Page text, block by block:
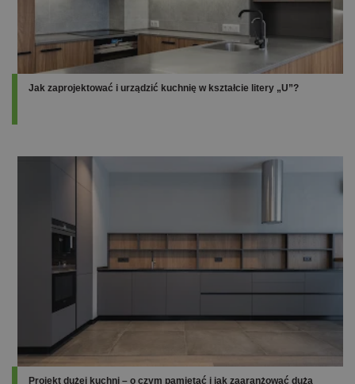
Jak zaprojektować i urządzić kuchnię w kształcie litery „U”?
Projekt dużej kuchni – o czym pamiętać i jak zaaranżować dużą